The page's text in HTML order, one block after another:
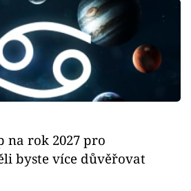
na rok 2027 pro
byste více důvěřovat